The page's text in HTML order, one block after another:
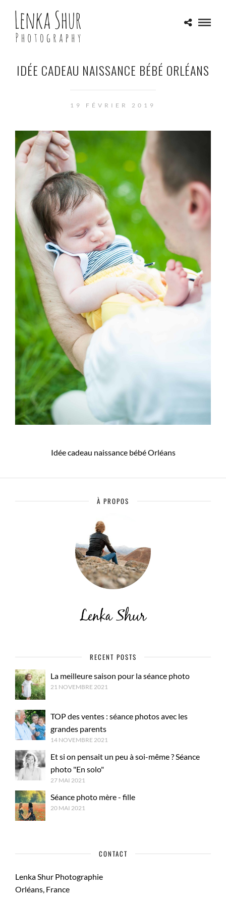
IDÉE CADEAU NAISSANCE BÉBÉ ORLÉANS
19 FÉVRIER 2019
Idée cadeau naissance bébé Orléans
À PROPOS
RECENT POSTS
La meilleure saison pour la séance photo
21 NOVEMBRE 2021
TOP des ventes : séance photos avec les
grandes parents
14 NOVEMBRE 2021
Et si on pensait un peu à soi-même ? Séance
photo "En solo"
27 MAI 2021
Séance photo mère - fille
20 MAI 2021
CONTACT
Lenka Shur Photographie
Orléans, France